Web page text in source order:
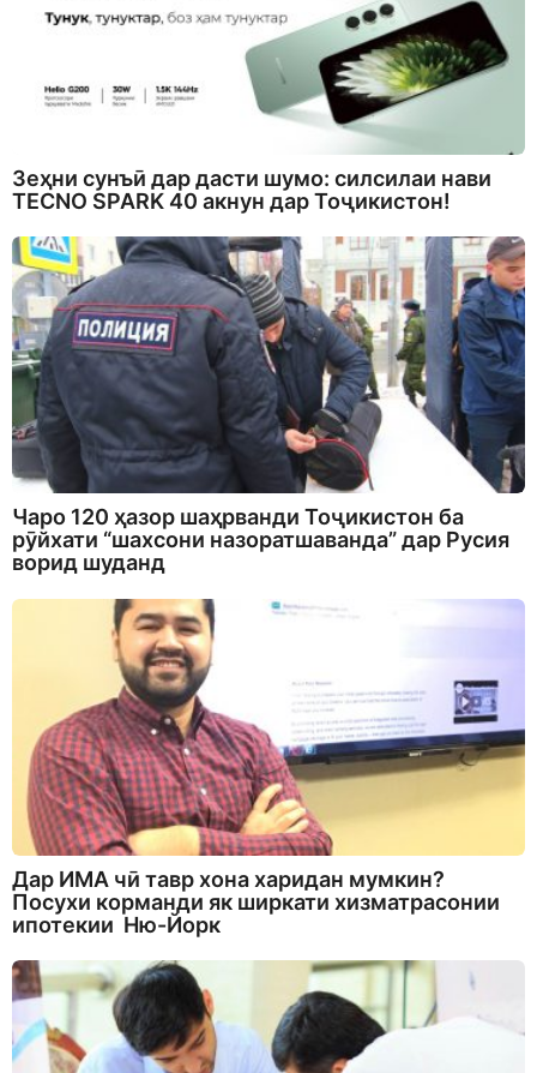
Зеҳни сунъӣ дар дасти шумо: силсилаи нави
TECNO SPARK 40 акнун дар Тоҷикистон!
Чаро 120 ҳазор шаҳрванди Тоҷикистон ба
рӯйхати “шахсони назоратшаванда” дар Русия
ворид шуданд
Дар ИМА чӣ тавр хона харидан мумкин?
Посухи корманди як ширкати хизматрасонии
ипотекии Ню-Йорк